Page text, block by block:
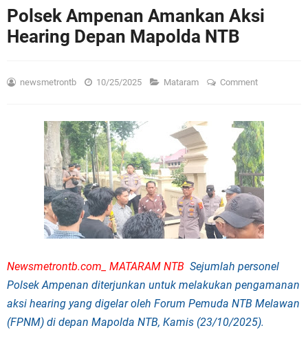
Polsek Ampenan Amankan Aksi
Hearing Depan Mapolda NTB
newsmetrontb 10/25/2025 Mataram Comment
Newsmetrontb.com_ MATARAM NTB Sejumlah personel
Polsek Ampenan diterjunkan untuk melakukan pengamanan
aksi hearing yang digelar oleh Forum Pemuda NTB Melawan
(FPNM) di depan Mapolda NTB, Kamis (23/10/2025).